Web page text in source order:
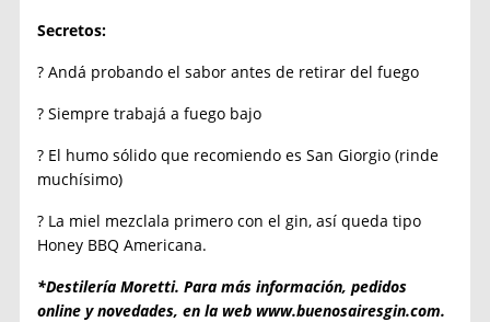
Secretos:
? Andá probando el sabor antes de retirar del fuego
? Siempre trabajá a fuego bajo
? El humo sólido que recomiendo es San Giorgio (rinde
muchísimo)
? La miel mezclala primero con el gin, así queda tipo
Honey BBQ Americana.
*Destilería Moretti. Para más información, pedidos
online y novedades, en la web www.buenosairesgin.com.